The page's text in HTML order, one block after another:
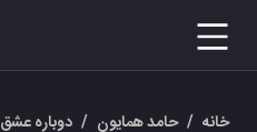
خانه / حامد همایون / دوباره عشق